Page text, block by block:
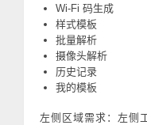
Wi-Fi 码生成
样式模板
批量解析
摄像头解析
历史记录
我的模板
左侧区域需求：左侧